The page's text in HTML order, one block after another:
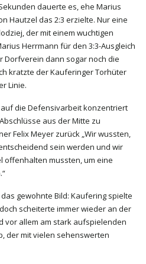
dauerte es, ehe Marius
Hautzel das 2:3 erzielte. Nur eine
der mit einem wuchtigen
Herrmann für den 3:3-Ausgleich
Dorfverein dann sogar noch die
kratzte der Kauferinger Torhüter
Linie.
die Defensivarbeit konzentriert
aus der Mitte zu
Felix Meyer zurück „Wir wussten,
sein werden und wir
offenhalten mussten, um eine
gewohnte Bild: Kaufering spielte
scheiterte immer wieder an der
vor allem am stark aufspielenden
der mit vielen sehenswerten